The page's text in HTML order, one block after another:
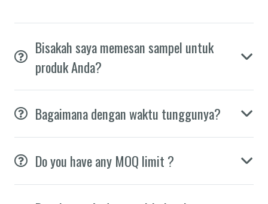
Bisakah saya memesan sampel untuk
produk Anda?
Bagaimana dengan waktu tunggunya?
Do you have any MOQ limit ?